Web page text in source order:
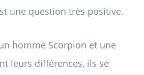
une question très positive.
homme Scorpion et une
leurs différences, ils se